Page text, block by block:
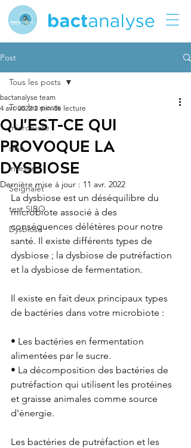
Post
Tous les posts
microbiote
sibo
intestin
Seignalet
test SIBO
Dysbiose
Tous les posts
QU'EST-CE QUI
PROVOQUE LA
DYSBIOSE
bactanalyse team
4 avr. 2022 2 min de lecture
Dernière mise à jour : 11 avr. 2022
La dysbiose est un déséquilibre du
microbiote associé à des
conséquences délétères pour notre
santé. Il existe différents types de
dysbiose ; la dysbiose de putréfaction
et la dysbiose de fermentation.
Il existe en fait deux principaux types
de bactéries dans votre microbiote :
• Les bactéries en fermentation
alimentées par le sucre.
• La décomposition des bactéries de
putréfaction qui utilisent les protéines
et graisse animales comme source
d'énergie.
Les bactéries de putréfaction et les